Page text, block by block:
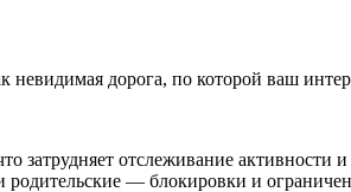
дорога, по которой ваш
затрудняет отслеживание
родительские — блокировки и